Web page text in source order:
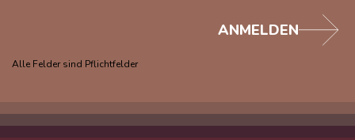
Alle Felder sind Pflichtfelder
ANMELDEN